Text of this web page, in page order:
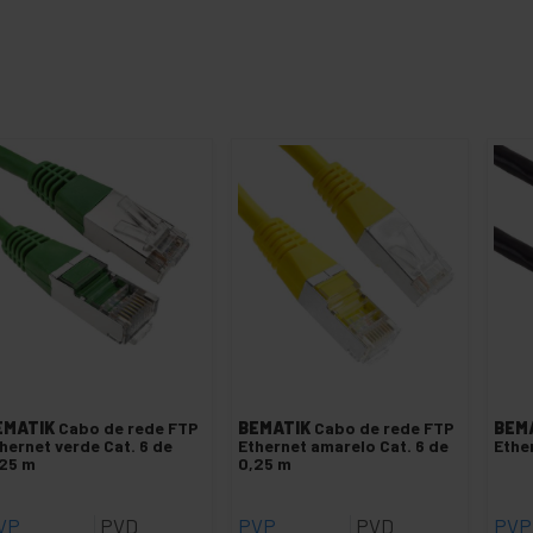
Cabo de rede FTP
verde Cat. 6 de
m
PVD
BEMATIK Cabo de rede FTP
Ethernet amarelo Cat. 6 de
0,25 m
PVP PVD PVP